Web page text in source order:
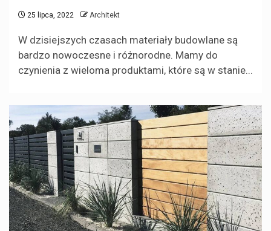
25 lipca, 2022 Architekt
W dzisiejszych czasach materiały budowlane są
bardzo nowoczesne i różnorodne. Mamy do
czynienia z wieloma produktami, które są w stanie...